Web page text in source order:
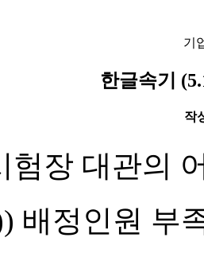
기
한글속기
작
험장 대관의
배정인원 부